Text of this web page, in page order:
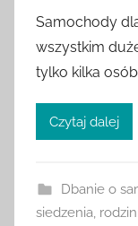
Samochody
wszystkim
tylko kilka
Czytaj dalej
Dbanie o
siedzenia,